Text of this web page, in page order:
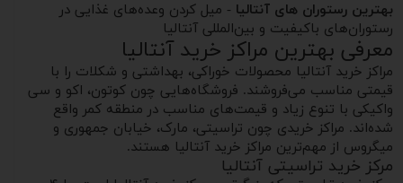
بهترین رستوران های آنتالیا - میل کردن وعده‌های غذایی در
رستوران‌های باکیفیت و بین‌المللی آنتالیا
معرفی بهترین مراکز خرید آنتالیا
مراکز خرید آنتالیا محصولات خوراکی، بهداشتی و شکلات را با
قیمتی مناسب می‌فروشند. فروشگاه‌هایی چون کوتون، اکو و سی
واکیکی با تنوع زیاد و قیمت‌های مناسب در منطقه کمر واقع
شده‌اند. مراکز خریدی چون تراسیتی، مارک، خیابان جمهوری و
میگروس از مهم‌ترین مراکز خرید آنتالیا هستند.
مرکز خرید تراسیتی آنتالیا